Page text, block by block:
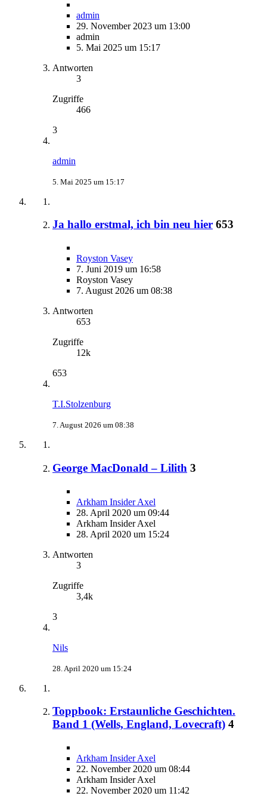
admin
29. November 2023 um 13:00
admin
5. Mai 2025 um 15:17
Antworten
3
Zugriffe
466
3
admin
5. Mai 2025 um 15:17
Ja hallo erstmal, ich bin neu hier 653
Royston Vasey
7. Juni 2019 um 16:58
Royston Vasey
7. August 2026 um 08:38
Antworten
653
Zugriffe
12k
653
T.I.Stolzenburg
7. August 2026 um 08:38
George MacDonald – Lilith 3
Arkham Insider Axel
28. April 2020 um 09:44
Arkham Insider Axel
28. April 2020 um 15:24
Antworten
3
Zugriffe
3,4k
3
Nils
28. April 2020 um 15:24
Toppbook: Erstaunliche Geschichten.
Band 1 (Wells, England, Lovecraft) 4
Arkham Insider Axel
22. November 2020 um 08:44
Arkham Insider Axel
22. November 2020 um 11:42